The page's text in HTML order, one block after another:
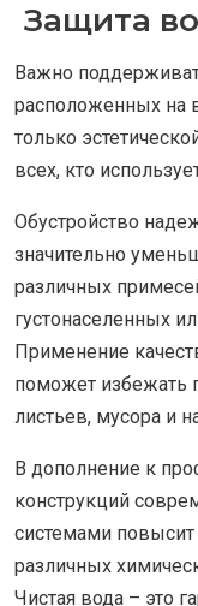
Защита
Важно
расположенных на
только
всех, кто
Обустройство
значительно
различных
густонаселенных
Применение
поможет избежать
листьев, мусора и
В дополнение к
конструкций
системами повысит
различных
Чистая вода – это